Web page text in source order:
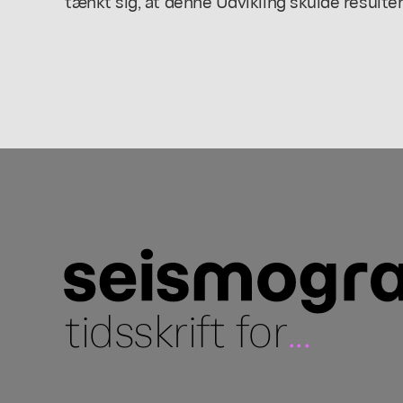
tidsskrift for...